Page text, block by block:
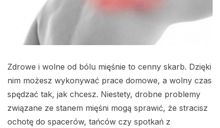
Zdrowe i wolne od bólu mięśnie to cenny skarb. Dzięki
nim możesz wykonywać prace domowe, a wolny czas
spędzać tak, jak chcesz. Niestety, drobne problemy
związane ze stanem mięśni mogą sprawić, że stracisz
ochotę do spacerów, tańców czy spotkań z